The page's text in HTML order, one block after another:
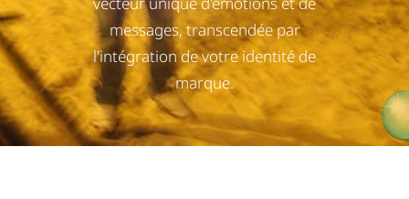
messages, transcendée par
l'intégration de votre identité de
marque.